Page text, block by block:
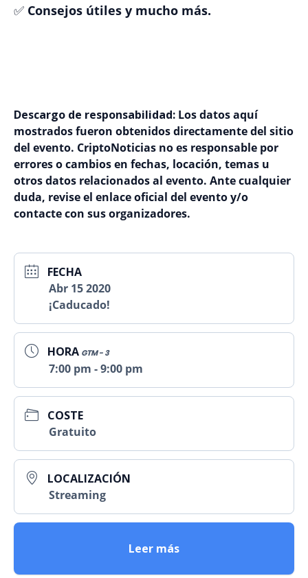
✅ Consejos útiles y mucho más.
Descargo de responsabilidad: Los datos aquí
mostrados fueron obtenidos directamente del sitio
del evento. CriptoNoticias no es responsable por
errores o cambios en fechas, locación, temas u
otros datos relacionados al evento. Ante cualquier
duda, revise el enlace oficial del evento y/o
contacte con sus organizadores.
FECHA
Abr 15 2020
¡Caducado!
HORA GTM - 3
7:00 pm - 9:00 pm
COSTE
Gratuito
LOCALIZACIÓN
Streaming
Leer más